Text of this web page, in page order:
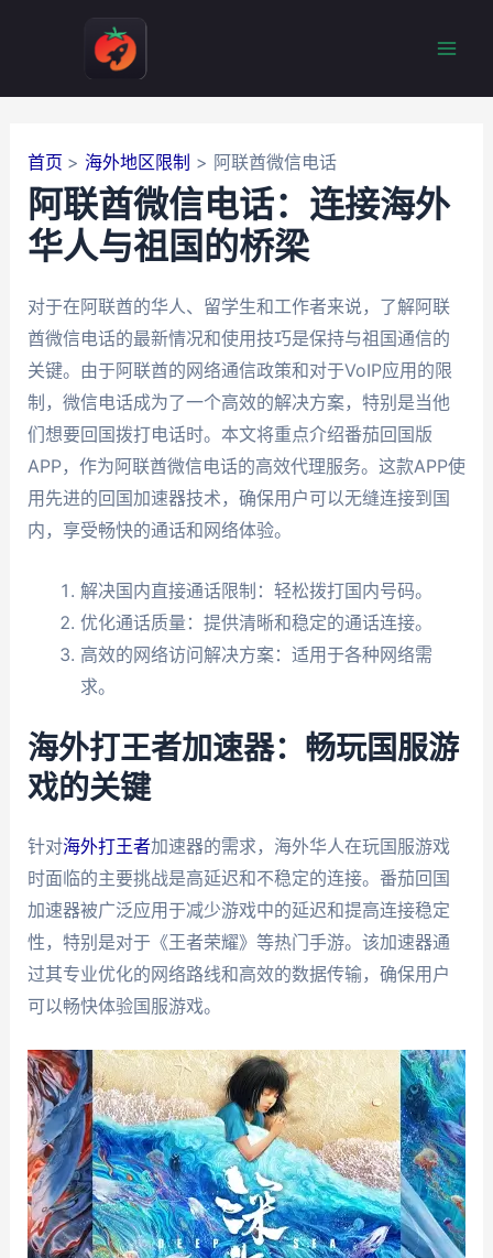
首页 海外地区限制 阿联酋微信电话
阿联酋微信电话：连接海外
华人与祖国的桥梁
对于在阿联酋的华人、留学生和工作者来说，了解阿联
酋微信电话的最新情况和使用技巧是保持与祖国通信的
关键。由于阿联酋的网络通信政策和对于VoIP应用的限
制，微信电话成为了一个高效的解决方案，特别是当他
们想要回国拨打电话时。本文将重点介绍番茄回国版
APP，作为阿联酋微信电话的高效代理服务。这款APP使
用先进的回国加速器技术，确保用户可以无缝连接到国
内，享受畅快的通话和网络体验。
解决国内直接通话限制：轻松拨打国内号码。
优化通话质量：提供清晰和稳定的通话连接。
高效的网络访问解决方案：适用于各种网络需
求。
海外打王者加速器：畅玩国服游
戏的关键
针对海外打王者加速器的需求，海外华人在玩国服游戏
时面临的主要挑战是高延迟和不稳定的连接。番茄回国
加速器被广泛应用于减少游戏中的延迟和提高连接稳定
性，特别是对于《王者荣耀》等热门手游。该加速器通
过其专业优化的网络路线和高效的数据传输，确保用户
可以畅快体验国服游戏。